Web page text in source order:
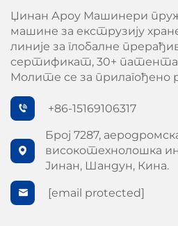
Џинан Ароу Машинери
машине за екструзију
линије за глобалне
сертификат, 30+ патента,
Молите се за прилагођено
+86-15169106317
Број 7287,
високотехнолошка
Јинан, Шандун, Кина.
[email protected]